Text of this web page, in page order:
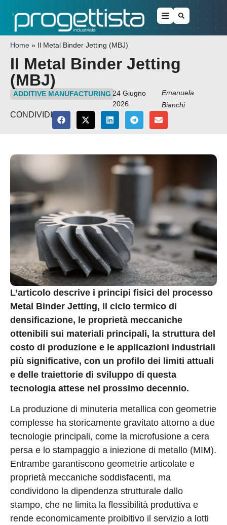
Home » Il Metal Binder Jetting (MBJ)
Il Metal Binder Jetting
(MBJ)
ADDITIVE MANUFACTURING 24 Giugno
2026
Emanuela
Bianchi
CONDIVIDI
L’articolo descrive i principi fisici del processo
Metal Binder Jetting, il ciclo termico di
densificazione, le proprietà meccaniche
ottenibili sui materiali principali, la struttura del
costo di produzione e le applicazioni industriali
più significative, con un profilo dei limiti attuali
e delle traiettorie di sviluppo di questa
tecnologia attese nel prossimo decennio.
La produzione di minuteria metallica con geometrie
complesse ha storicamente gravitato attorno a due
tecnologie principali, come la microfusione a cera
persa e lo stampaggio a iniezione di metallo (MIM).
Entrambe garantiscono geometrie articolate e
proprietà meccaniche soddisfacenti, ma
condividono la dipendenza strutturale dallo
stampo, che ne limita la flessibilità produttiva e
rende economicamente proibitivo il servizio a lotti